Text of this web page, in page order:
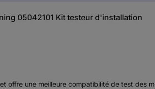
05042101 Kit testeur d'installation
offre une meilleure compatibilité de test